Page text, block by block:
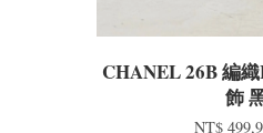
CHANEL 26B 編
飾
NT$